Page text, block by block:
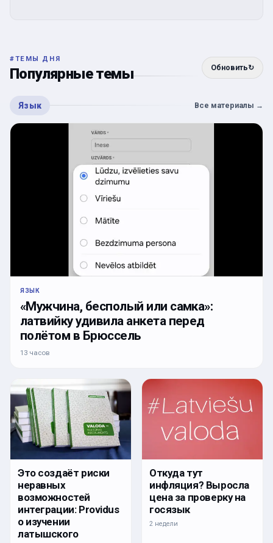
#ТЕМЫ ДНЯ
Популярные темы Обновить↻
Язык Все материалы →
ЯЗЫК
«Мужчина, бесполый или самка»:
латвийку удивила анкета перед
полётом в Брюссель
13 часов
Это создаёт риски
неравных
возможностей
интеграции: Providus
о изучении
латышского
Откуда тут
инфляция? Выросла
цена за проверку на
госязык
2 недели